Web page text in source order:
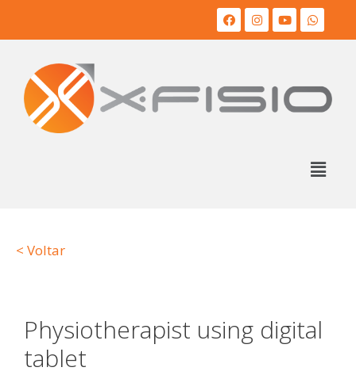
< Voltar
Physiotherapist using digital
tablet